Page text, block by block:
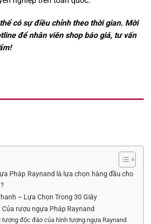
có sự điều chỉnh theo thời gian. Mời
để nhân viên shop báo giá, tư vấn
Pháp Raynand là lựa chọn hàng đầu cho
– Lựa Chọn Trong 30 Giây
rượu ngựa Pháp Raynand
tượng độc đáo của hình tượng ngựa Raynand